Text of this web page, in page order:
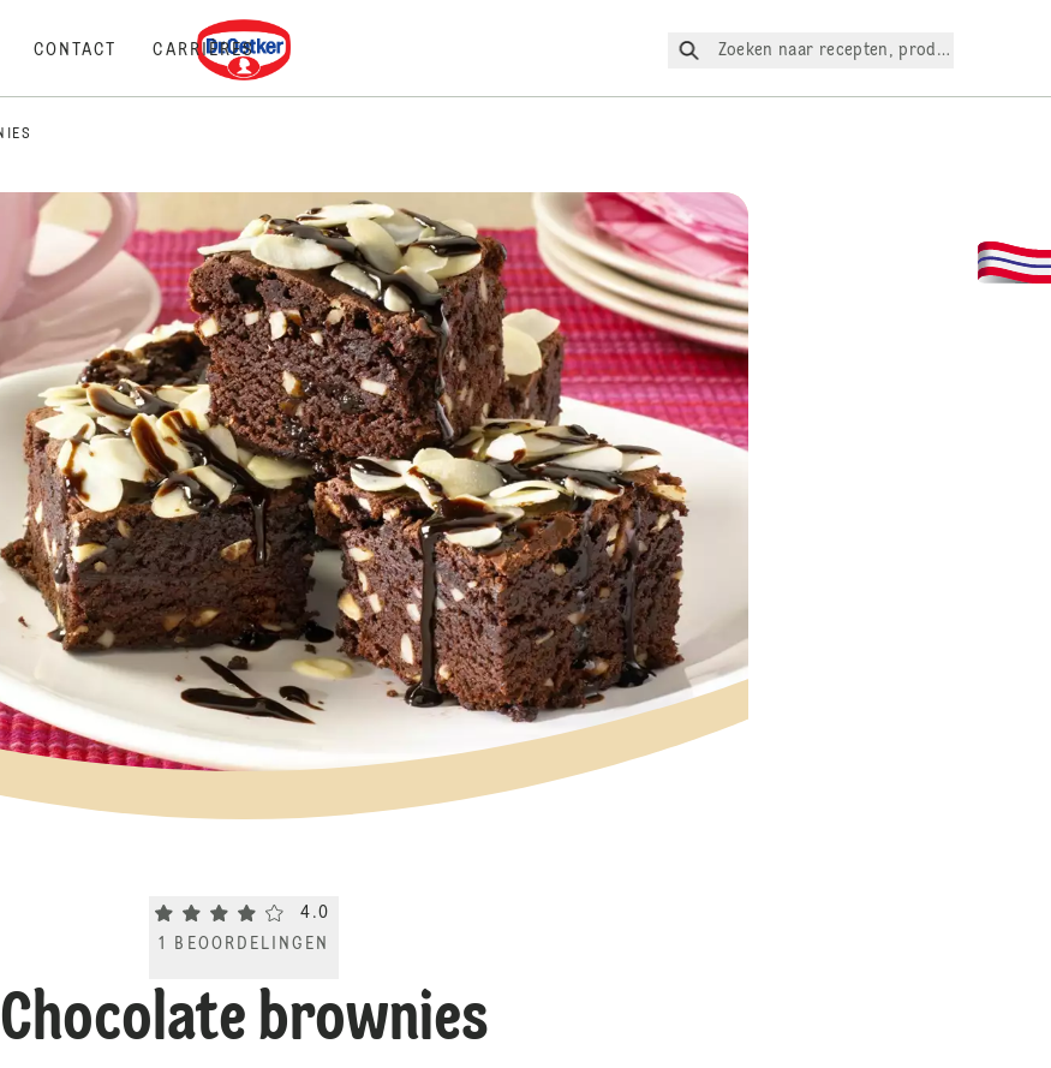
CONTACT CARRIÈRES
Dr. Oetker
Zoeken naar recepten, producten, enz.
Current rating 4.0. Click to rate.
4.0
1
BEOORDELINGEN
Chocolate brownies